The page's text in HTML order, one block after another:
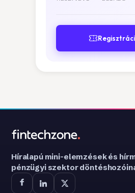
Híralapú mini-elemzések és
pénzügyi szektor